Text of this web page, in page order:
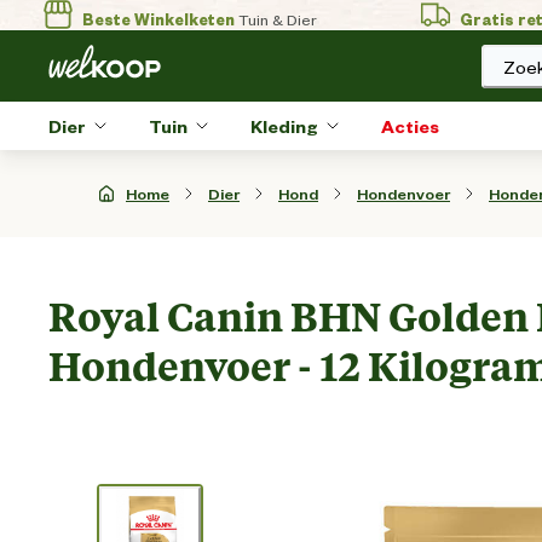
Beste WinkelketenTuin & Dier Gratis
Dier Tuin Kleding Acties
Home Dier Hond Hondenvoer
Royal Canin BHN
Hondenvoer - 12